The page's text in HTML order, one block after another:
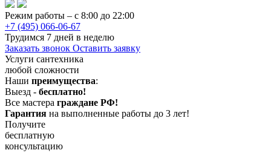
Режим работы – с 8:00 до 22:00
+7 (495) 066-06-67
Трудимся 7 дней в неделю
Заказать звонок Оставить заявку
Услуги сантехника
любой сложности
Наши преимущества:
Выезд - бесплатно!
Все мастера граждане РФ!
Гарантия на выполненные работы до 3 лет!
Получите
бесплатную
консультацию